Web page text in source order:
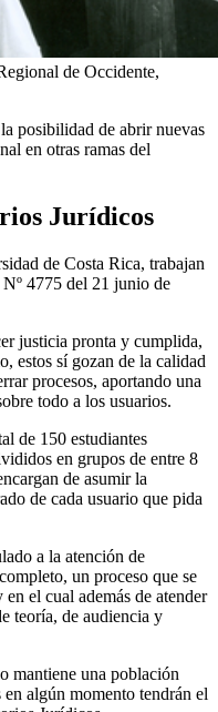
de Occidente,
posibilidad de abrir nuevas
en otras ramas del
Jurídicos
de Costa Rica, trabajan
4775 del 21 junio de
justicia pronta y cumplida,
estos sí gozan de la calidad
procesos, aportando una
todo a los usuarios.
de 150 estudiantes
en grupos de entre 8
de asumir la
de cada usuario que pida
a la atención de
un proceso que se
el cual además de atender
teoría, de audiencia y
mantiene una población
algún momento tendrán el